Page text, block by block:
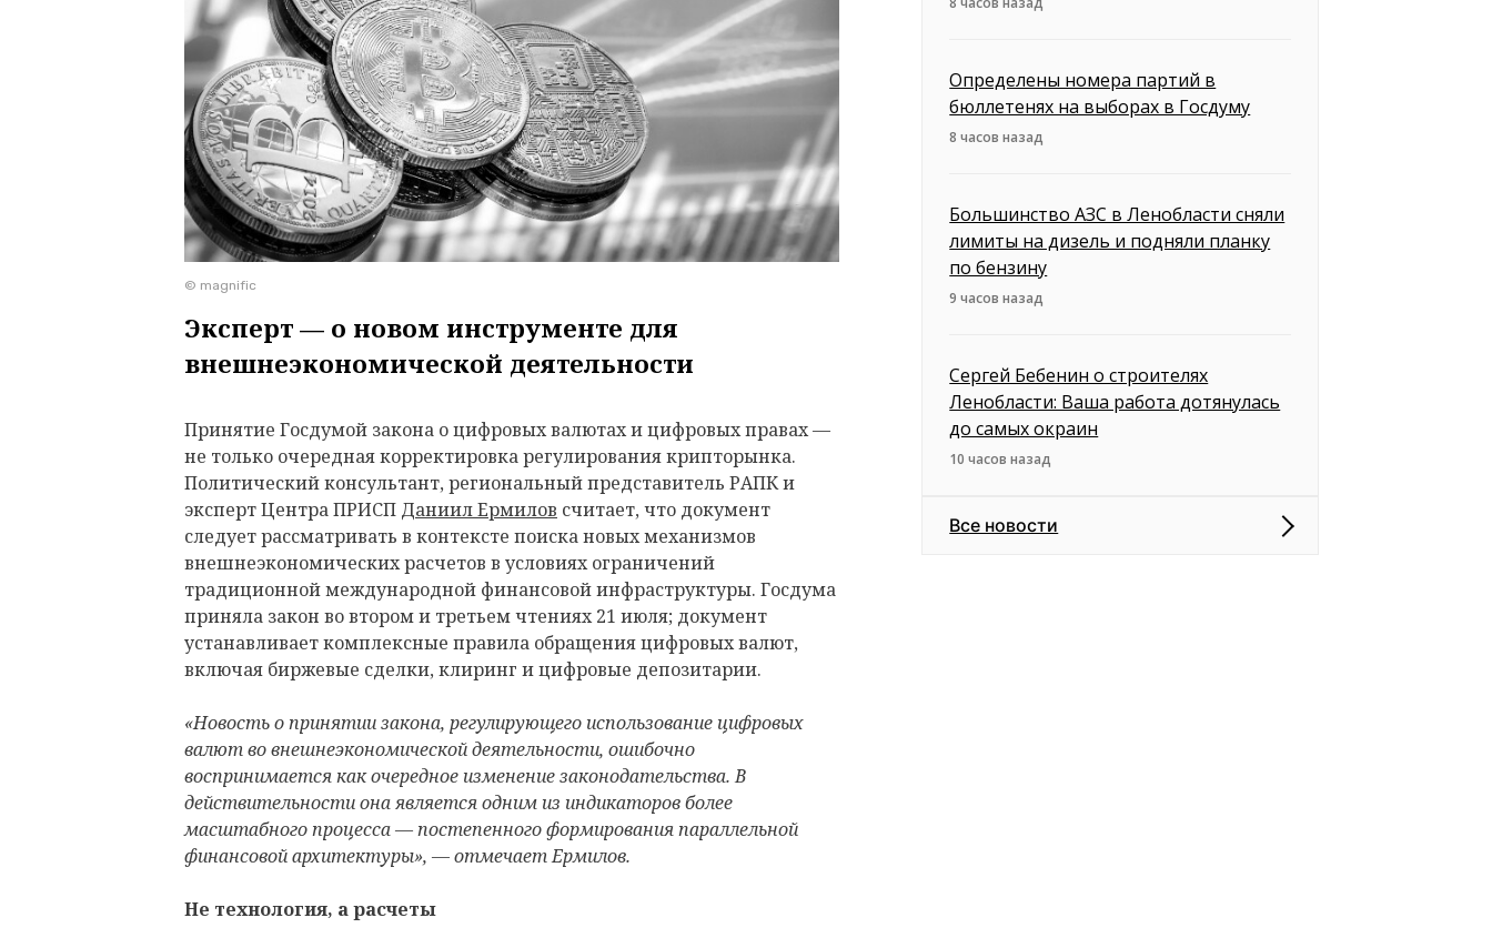
© magnific
Эксперт — о новом инструменте для
внешнеэкономической деятельности
Принятие Госдумой закона о цифровых валютах и цифровых правах —
не только очередная корректировка регулирования крипторынка.
Политический консультант, региональный представитель РАПК и
эксперт Центра ПРИСП Даниил Ермилов считает, что документ
следует рассматривать в контексте поиска новых механизмов
внешнеэкономических расчетов в условиях ограничений
традиционной международной финансовой инфраструктуры. Госдума
приняла закон во втором и третьем чтениях 21 июля; документ
устанавливает комплексные правила обращения цифровых валют,
включая биржевые сделки, клиринг и цифровые депозитарии.
«Новость о принятии закона, регулирующего использование цифровых
валют во внешнеэкономической деятельности, ошибочно
воспринимается как очередное изменение законодательства. В
действительности она является одним из индикаторов более
масштабного процесса — постепенного формирования параллельной
финансовой архитектуры», — отмечает Ермилов.
Не технология, а расчеты
Определены номера партий в
бюллетенях на выборах в Госдуму
8 часов назад
Большинство АЗС в Ленобласти сняли
лимиты на дизель и подняли планку
по бензину
9 часов назад
Сергей Бебенин о строителях
Ленобласти: Ваша работа дотянулась
до самых окраин
10 часов назад
Все новости